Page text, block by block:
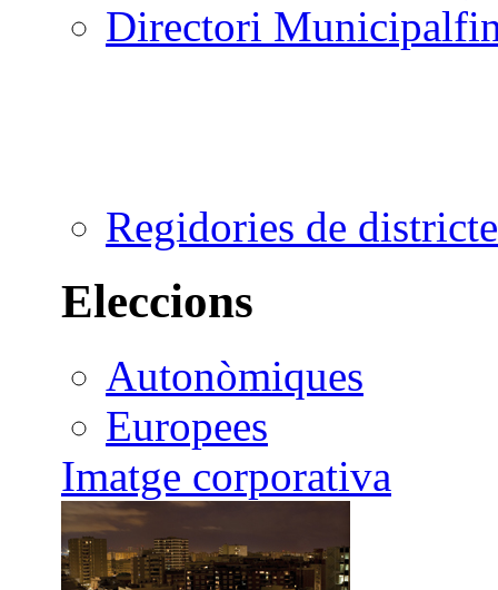
Directori Municipal
Regidories de districte
Eleccions
Autonòmiques
Europees
Imatge corporativa